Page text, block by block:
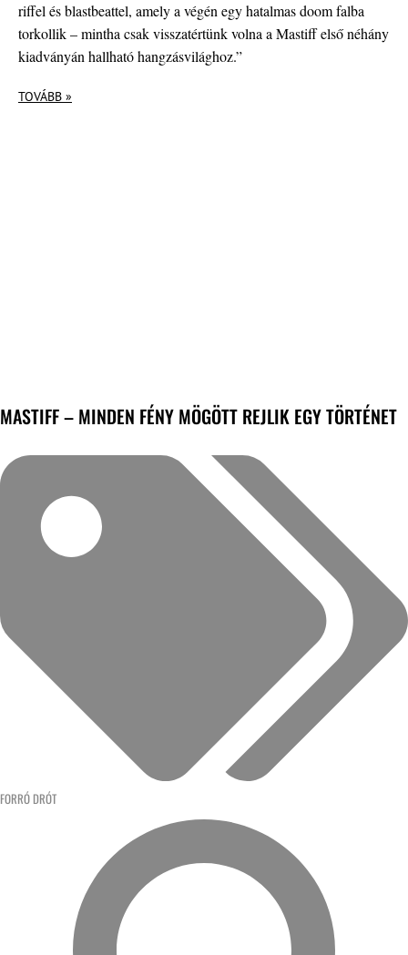
riffel és blastbeattel, amely a végén egy hatalmas doom falba
torkollik – mintha csak visszatértünk volna a Mastiff első néhány
kiadványán hallható hangzásvilághoz.”
TOVÁBB »
MASTIFF – MINDEN FÉNY MÖGÖTT REJLIK EGY TÖRTÉNET
FORRÓ DRÓT